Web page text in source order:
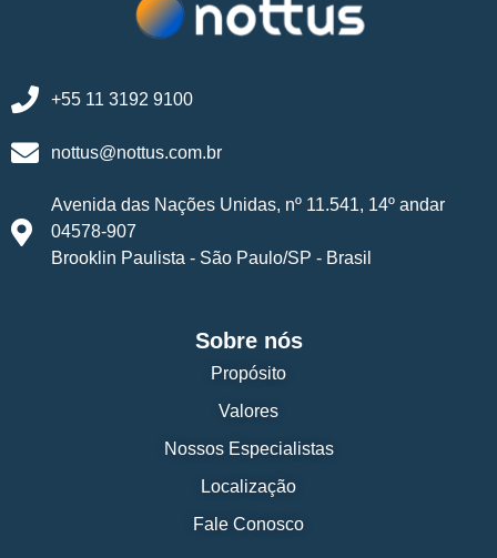
+55 11 3192 9100
nottus@nottus.com.br
Avenida das Nações Unidas, nº 11.541, 14º andar
04578-907
Brooklin Paulista - São Paulo/SP - Brasil
Sobre nós
Propósito
Valores
Nossos Especialistas
Localização
Fale Conosco